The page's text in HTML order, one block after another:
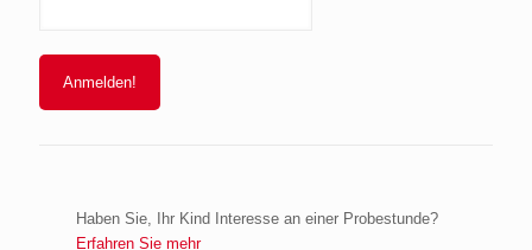
Haben Sie, Ihr Kind Interesse an einer Probestunde?
Erfahren Sie mehr